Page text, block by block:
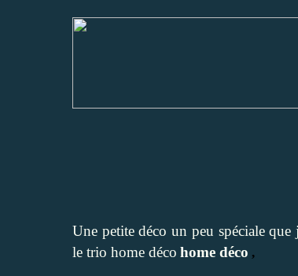
Une petite déco un peu spéciale
le trio home déco home déco ,